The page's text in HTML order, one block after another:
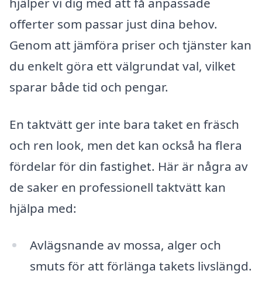
offerter som passar just dina behov.
Genom att jämföra priser och tjänster kan
du enkelt göra ett välgrundat val, vilket
sparar både tid och pengar.
En taktvätt ger inte bara taket en fräsch
och ren look, men det kan också ha flera
fördelar för din fastighet. Här är några av
de saker en professionell taktvätt kan
hjälpa med:
Avlägsnande av mossa, alger och
smuts för att förlänga takets livslängd.